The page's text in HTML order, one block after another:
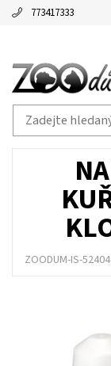
773417333
ZOODUM-IS-52404